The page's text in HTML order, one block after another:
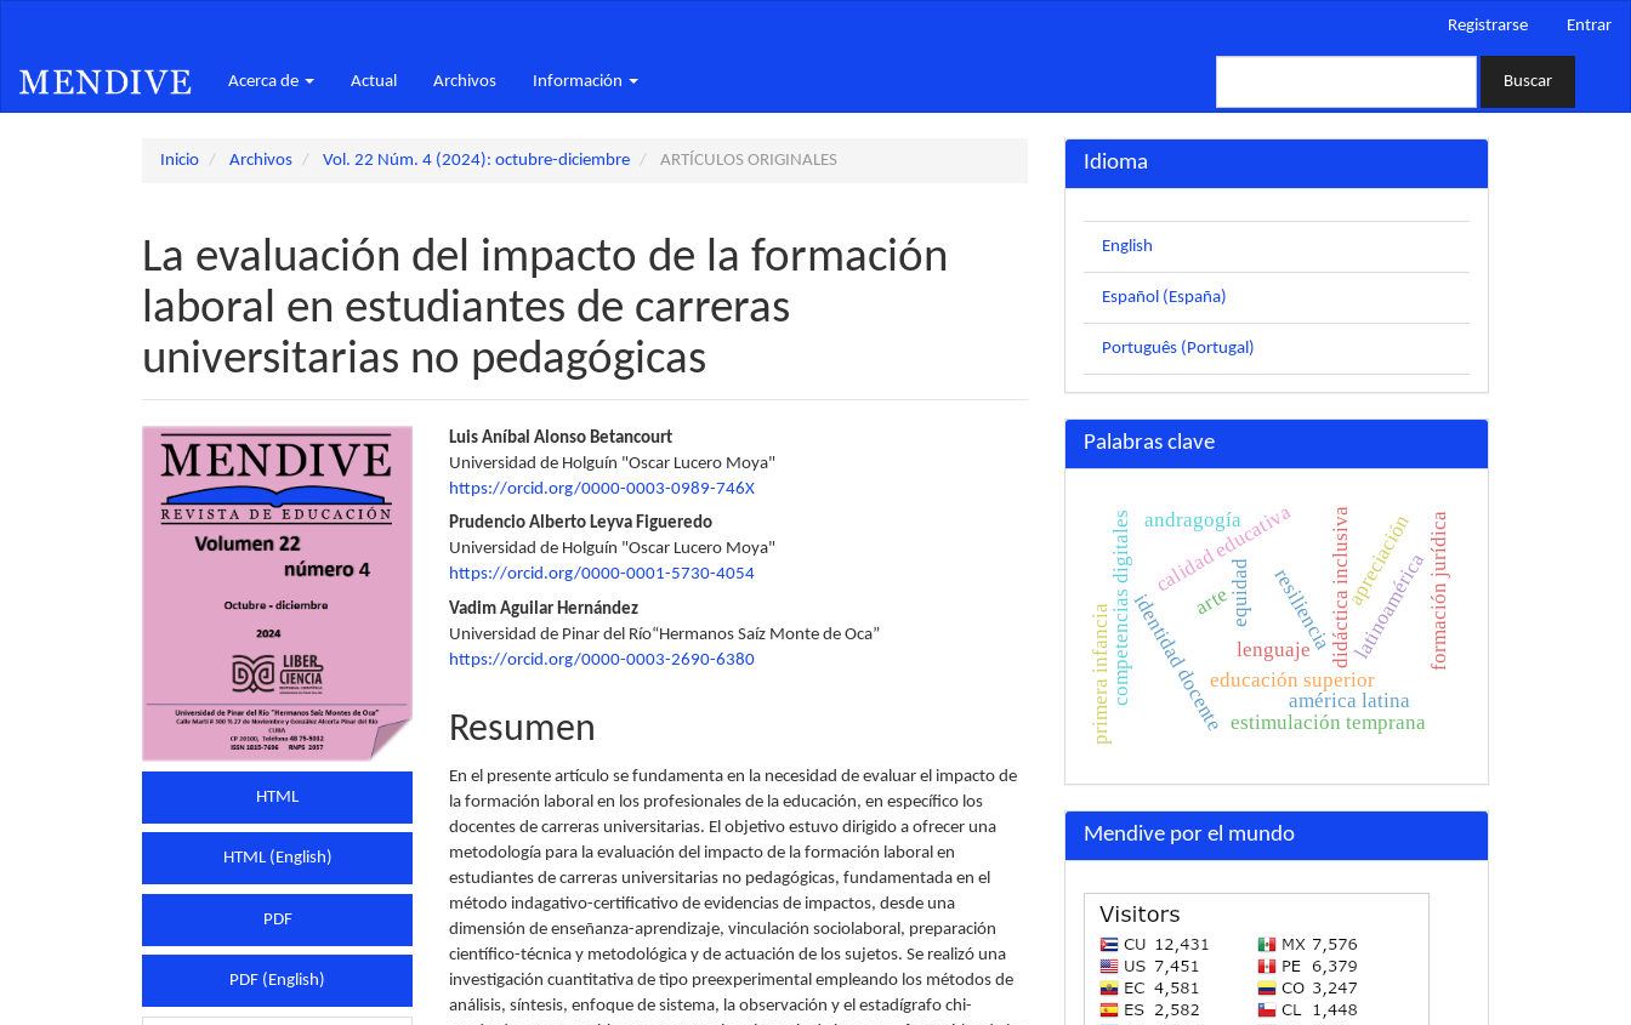
principal
Barra
Registrarse Entrar
Acerca de Actual Archivos Información Buscar
Inicio Archivos Vol. 22 Núm. 4 (2024): octubre-diciembre ARTÍCULOS ORIGINALES
La evaluación del impacto de la formación
laboral en estudiantes de carreras
universitarias no pedagógicas
Barra
lateral
del
HTML
HTML (English)
PDF
PDF (English)
Contenido
principal
del
artículo
Luis Aníbal Alonso Betancourt
Universidad de Holguín "Oscar Lucero Moya"
https://orcid.org/0000-0003-0989-746X
Prudencio Alberto Leyva Figueredo
Universidad de Holguín "Oscar Lucero Moya"
https://orcid.org/0000-0001-5730-4054
Vadim Aguilar Hernández
Universidad de Pinar del Río“Hermanos Saíz Monte de Oca”
https://orcid.org/0000-0003-2690-6380
Resumen
En el presente artículo se fundamenta en la necesidad de evaluar el impacto de
la formación laboral en los profesionales de la educación, en específico los
docentes de carreras universitarias. El objetivo estuvo dirigido a ofrecer una
metodología para la evaluación del impacto de la formación laboral en
estudiantes de carreras universitarias no pedagógicas, fundamentada en el
método indagativo-certificativo de evidencias de impactos, desde una
dimensión de enseñanza-aprendizaje, vinculación sociolaboral, preparación
científico-técnica y metodológica y de actuación de los sujetos. Se realizó una
investigación cuantitativa de tipo preexperimental empleando los métodos de
análisis, síntesis, enfoque de sistema, la observación y el estadígrafo chi-
Idioma
English
Español (España)
Português (Portugal)
Palabras clave
didáctica inclusiva
educación superior
américa latina
equidad resiliencia
calidad educativa
identidad docente latinoamérica
competencias digitales formación jurídica
estimulación temprana
lenguaje
primera infancia
arte apreciación
andragogía
Mendive por el mundo